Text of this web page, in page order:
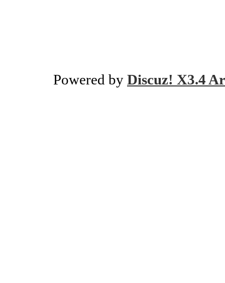
Powered by Discuz! X3.4